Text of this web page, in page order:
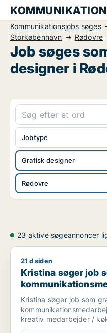
Kommunikationsjobs søges
Storkøbenhavn
Rødovre
Job søges
designer i
Grafisk designer
Rødovre
Jobtype
23 aktive søgeannoncer
Kristina søger job som
21 d siden
Kristina søger job
kulturmedarbejder
Kristina søger job som
kreativ medarbejder /